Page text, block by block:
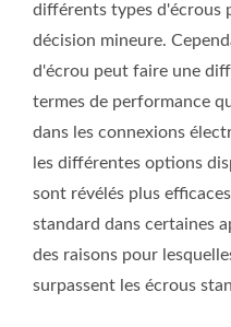
différents types d'écrous
décision mineure.
d'écrou peut faire une
termes de performance
dans les connexions
les différentes options
sont révélés plus
standard dans certaines
des raisons pour
surpassent les écrous